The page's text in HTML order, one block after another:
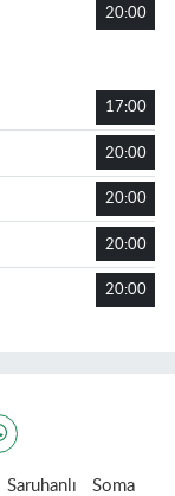
20:00
17:00
20:00
20:00
20:00
20:00
Saruhanlı
Soma